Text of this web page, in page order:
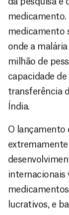
medicamento
onde a
milhão de
capacidade
transferência
Índia.
O lançamento
internacionais
lucrativos, e